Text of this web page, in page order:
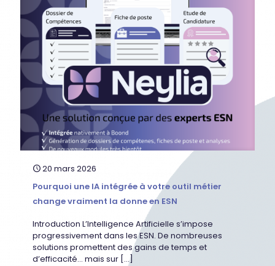
20 mars 2026
Pourquoi une IA intégrée à votre outil métier
change vraiment la donne en ESN
Introduction L’Intelligence Artificielle s’impose
progressivement dans les ESN. De nombreuses
solutions promettent des gains de temps et
d’efficacité… mais sur […]